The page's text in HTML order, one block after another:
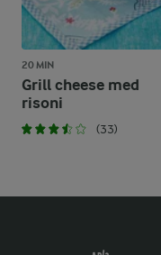
20 MIN
Grill cheese med
risoni
(33)